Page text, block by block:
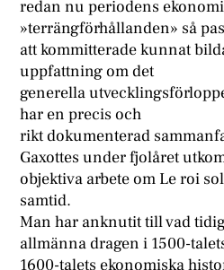
redan nu periodens
»terrängförhållanden» så
att kommitterade kunnat
uppfattning om det
generella
har en precis och
rikt dokumenterad
Gaxottes under fjolåret
objektiva arbete om Le roi
samtid.
Man har anknutit till vad
allmänna dragen i 1500-
1600-talets ekonomiska